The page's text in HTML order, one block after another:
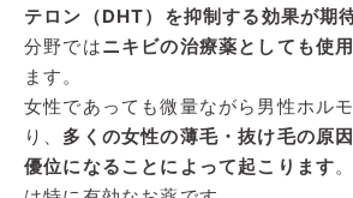
テロン（DHT）を抑制する効果が期
分野ではニキビの治療薬としても使用
ます。
女性であっても微量ながら男性ホル
り、 多くの女性の薄毛・抜け毛の原
優位になることによって起こります